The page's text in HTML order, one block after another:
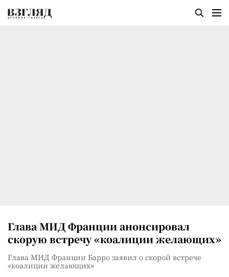
Глава МИД Франции анонсировал
скорую встречу «коалиции желающих»
Глава МИД Франции Барро заявил о скорой встрече
«коалиции желающих»